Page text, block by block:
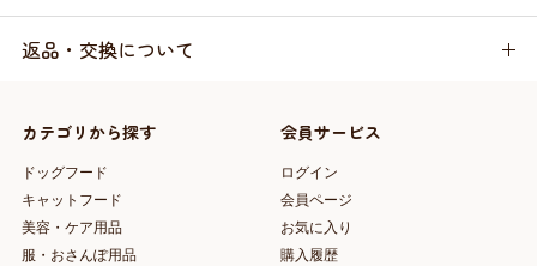
返品・交換について
カテゴリから探す
ドッグフード
キャットフード
美容・ケア用品
服・おさんぽ用品
会員サービス
ログイン
会員ページ
お気に入り
購入履歴